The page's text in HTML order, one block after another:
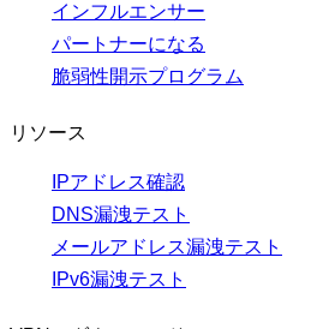
インフルエンサー
パートナーになる
脆弱性開示プログラム
リソース
IPアドレス確認
DNS漏洩テスト
メールアドレス漏洩テスト
IPv6漏洩テスト